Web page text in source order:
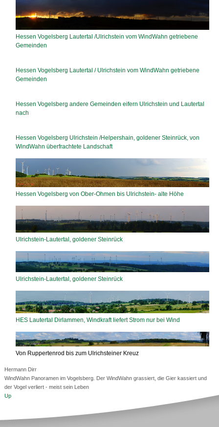
Hessen Vogelsberg Lautertal /Ulrichstein vom WindWahn getriebene
Gemeinden
Hessen Vogelsberg Lautertal / Ulrichstein vom WindWahn getriebene
Gemeinden
Hessen Vogelsberg andere Gemeinden eifern Ulrichstein und Lautertal
nach
Hessen Vogelsberg Ulrichstein /Helpershain, goldener Steinrück, von
WindWahn überfrachtete Landschaft
Hessen Vogelsberg von Ober-Ohmen bis Ulrichstein- alte Höhe
Ulrichstein-Lautertal, goldener Steinrück
Ulrichstein-Lautertal, goldener Steinrück
HES Lautertal Dirlammen, Windkraft liefert Strom nur bei Wind
Von Ruppertenrod bis zum Ulrichsteiner Kreuz
Hermann Dirr
WindWahn Panoramen im Vogelsberg. Der WindWahn grassiert, die Gier kassiert und
der Vogel verliert - meist sein Leben
Up